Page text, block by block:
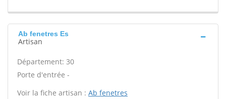
Ab fenetres Es
Artisan
Département: 30
Porte d'entrée -
Voir la fiche artisan : Ab fenetres